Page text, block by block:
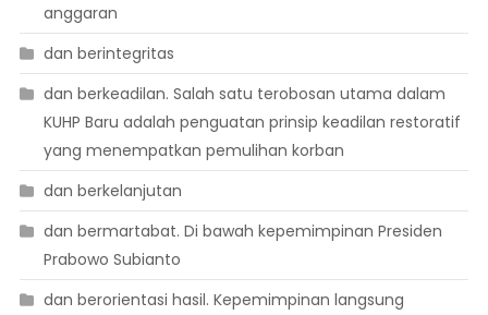
anggaran
dan berintegritas
dan berkeadilan. Salah satu terobosan utama dalam
KUHP Baru adalah penguatan prinsip keadilan restoratif
yang menempatkan pemulihan korban
dan berkelanjutan
dan bermartabat. Di bawah kepemimpinan Presiden
Prabowo Subianto
dan berorientasi hasil. Kepemimpinan langsung